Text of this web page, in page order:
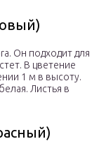
Он подходит для
В цветение
1 м в высоту.
Листья в